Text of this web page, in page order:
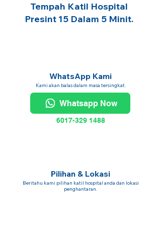
Tempah Katil Hospital
Presint 15 Dalam 5 Minit.
WhatsApp Kami
Kami akan balas dalam masa tersingkat.
Whatsapp Now
6017-329 1488
Pilihan & Lokasi
Beritahu kami pilihan katil hospital anda dan lokasi
penghantaran.